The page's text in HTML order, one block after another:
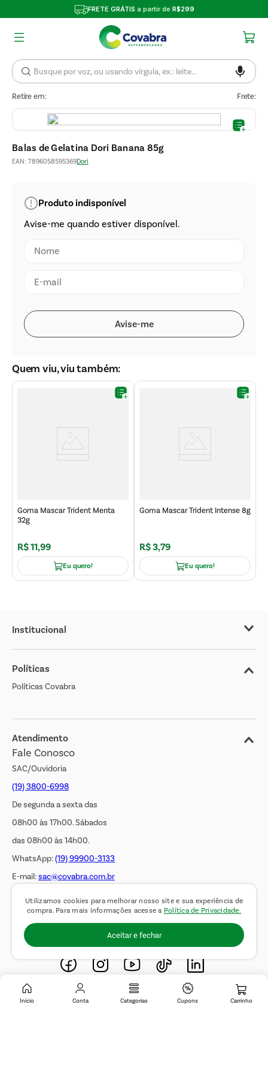
Utilizamos cookies para melhorar nosso site e sua experiência de
compra. Para mais informações acesse a Política de Privacidade.
Aceitar e fechar
FRETE GRÁTIS a partir de R$299
Retire em: Frete:
Inicio Conta Categorias Cupons
Balas de Gelatina Dori Banana 85g
EAN: 7896058595369Dori
Quem viu, viu também:
Goma Mascar Trident Menta
32g
R$11,99
Eu quero!
Goma Mascar Trident Intense 8g
R$3,79
Eu quero!
Institucional
Sobre o Covabra
Nossas Lojas
Cliente Bem Estar
Jornal de Ofertas
Transparência Salarial
Políticas
Políticas Covabra
Atendimento
Fale Conosco
SAC/Ouvidoria
(19) 3800-6998
De segunda a sexta das
08h00 às 17h00. Sábados
das 08h00 às 14h00.
WhatsApp:(19) 99900-3133
E-mail:sac@covabra.com.br
Outros Contatos
Negócios Imobiliários
Novos Fornecedores